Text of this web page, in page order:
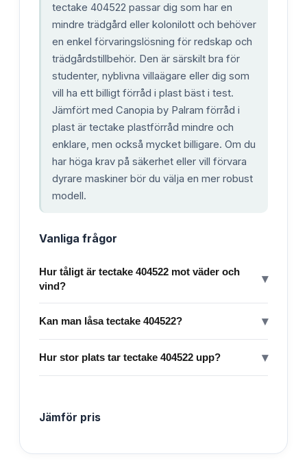
tectake 404522 passar dig som har en
mindre trädgård eller kolonilott och behöver
en enkel förvaringslösning för redskap och
trädgårdstillbehör. Den är särskilt bra för
studenter, nyblivna villaägare eller dig som
vill ha ett billigt förråd i plast bäst i test.
Jämfört med Canopia by Palram förråd i
plast är tectake plastförråd mindre och
enklare, men också mycket billigare. Om du
har höga krav på säkerhet eller vill förvara
dyrare maskiner bör du välja en mer robust
modell.
Vanliga frågor
Hur tåligt är tectake 404522 mot väder och
vind?
▾
Kan man låsa tectake 404522? ▾
Hur stor plats tar tectake 404522 upp? ▾
Jämför pris